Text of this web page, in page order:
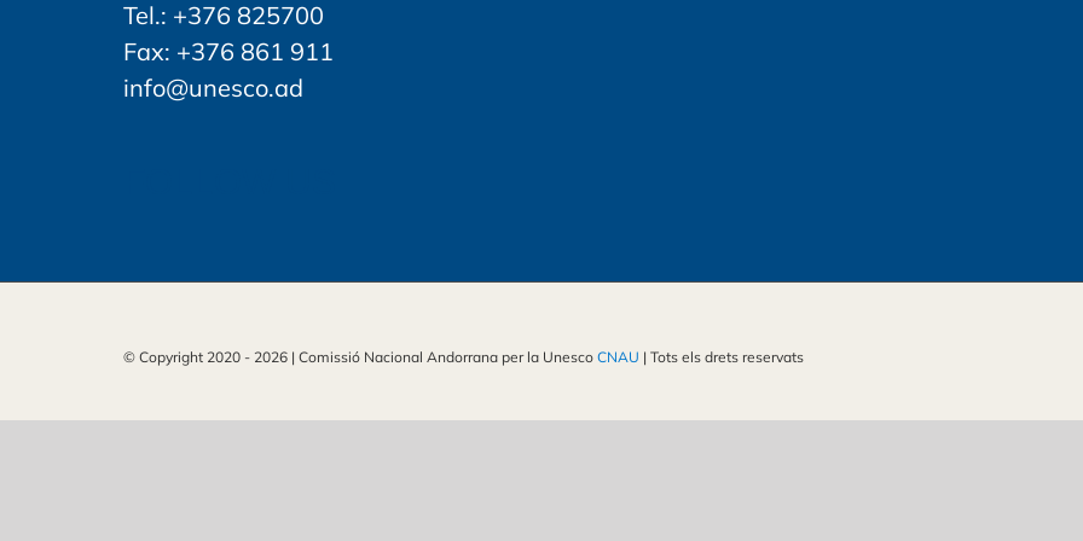
Tel.: +376 825700
Fax: +376 861 911
info@unesco.ad
© Copyright 2020 - 2026 | Comissió Nacional Andorrana per la Unesco CNAU | Tots els drets reservats